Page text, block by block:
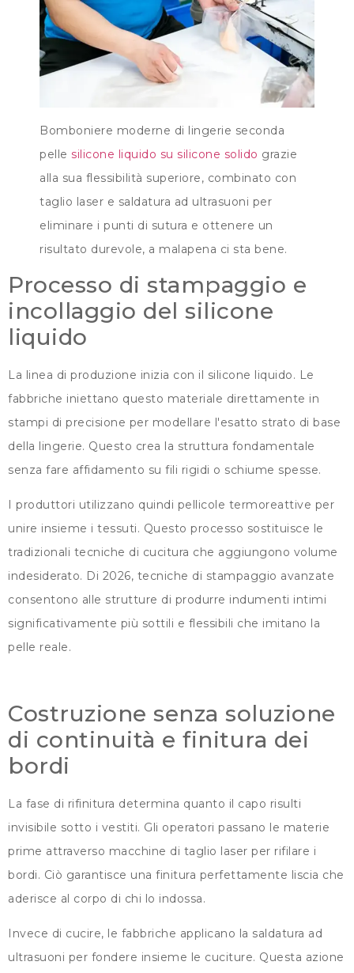
Bomboniere moderne di lingerie seconda
pelle silicone liquido su silicone solido grazie
alla sua flessibilità superiore, combinato con
taglio laser e saldatura ad ultrasuoni per
eliminare i punti di sutura e ottenere un
risultato durevole, a malapena ci sta bene.
Processo di stampaggio e
incollaggio del silicone
liquido
La linea di produzione inizia con il silicone liquido. Le
fabbriche iniettano questo materiale direttamente in
stampi di precisione per modellare l'esatto strato di base
della lingerie. Questo crea la struttura fondamentale
senza fare affidamento su fili rigidi o schiume spesse.
I produttori utilizzano quindi pellicole termoreattive per
unire insieme i tessuti. Questo processo sostituisce le
tradizionali tecniche di cucitura che aggiungono volume
indesiderato. Di 2026, tecniche di stampaggio avanzate
consentono alle strutture di produrre indumenti intimi
significativamente più sottili e flessibili che imitano la
pelle reale.
Costruzione senza soluzione
di continuità e finitura dei
bordi
La fase di rifinitura determina quanto il capo risulti
invisibile sotto i vestiti. Gli operatori passano le materie
prime attraverso macchine di taglio laser per rifilare i
bordi. Ciò garantisce una finitura perfettamente liscia che
aderisce al corpo di chi lo indossa.
Invece di cucire, le fabbriche applicano la saldatura ad
ultrasuoni per fondere insieme le cuciture. Questa azione